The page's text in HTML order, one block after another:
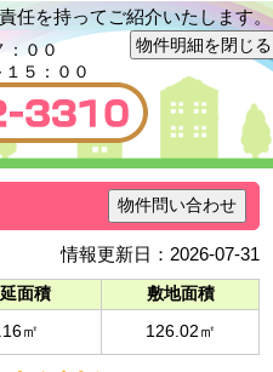
任を持ってご紹介いたします。
００
５：００
物件明細を閉じる
物件問い合わせ
情報更新日：2026-07-31
面積 敷地面積
㎡ 126.02㎡